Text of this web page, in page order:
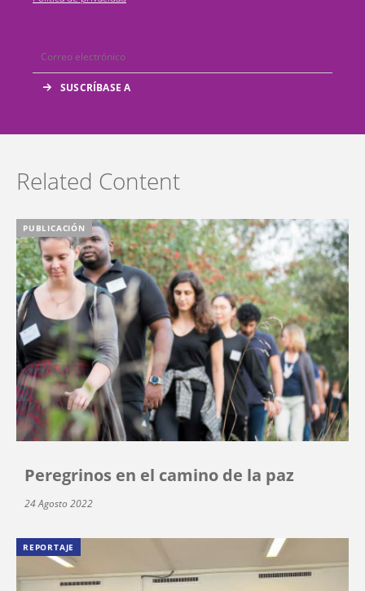
Related Content
PUBLICACIÓN
Peregrinos en el camino de la paz
24 Agosto 2022
REPORTAJE